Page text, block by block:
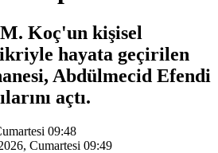
Koç'un kişisel
hayata geçirilen
Abdülmecid Efendi
açtı.
09:48
Cumartesi 09:49